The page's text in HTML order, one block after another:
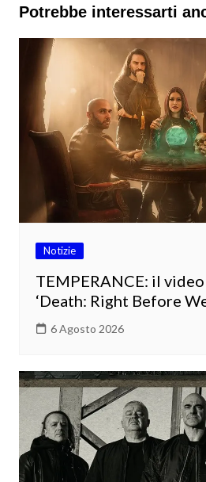
Potrebbe interessarti
Notizie
TEMPERANCE: il
‘Death: Right Before
6 Agosto 2026